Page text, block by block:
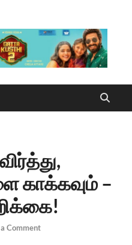
காக்கவும் –
Comment